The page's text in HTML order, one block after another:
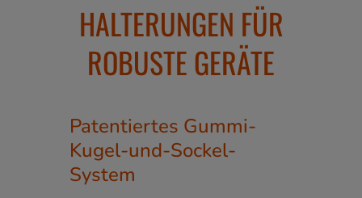
HALTERUNGEN FÜR
ROBUSTE GERÄTE
Patentiertes Gummi-
Kugel-und-Sockel-
System